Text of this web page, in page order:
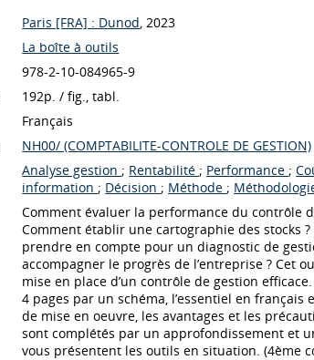
Paris [FRA] : Dunod , 2023
La boîte à outils
978-2-10-084965-9
192p. / fig., tabl.
Français
NH00/ (COMPTABILITE-CONTROLE DE GESTION)
Analyse gestion ; Rentabilité ; Performance ;
information ; Décision ; Méthode ;
Comment évaluer la performance du contrôle
Comment établir une cartographie des stocks
prendre en compte pour un diagnostic de
accompagner le progrès de l’entreprise ? Cet
mise en place d’un contrôle de gestion
4 pages par un schéma, l’essentiel en
de mise en oeuvre, les avantages et les
sont complétés par un approfondissement et
vous présentent les outils en situation. (4ème